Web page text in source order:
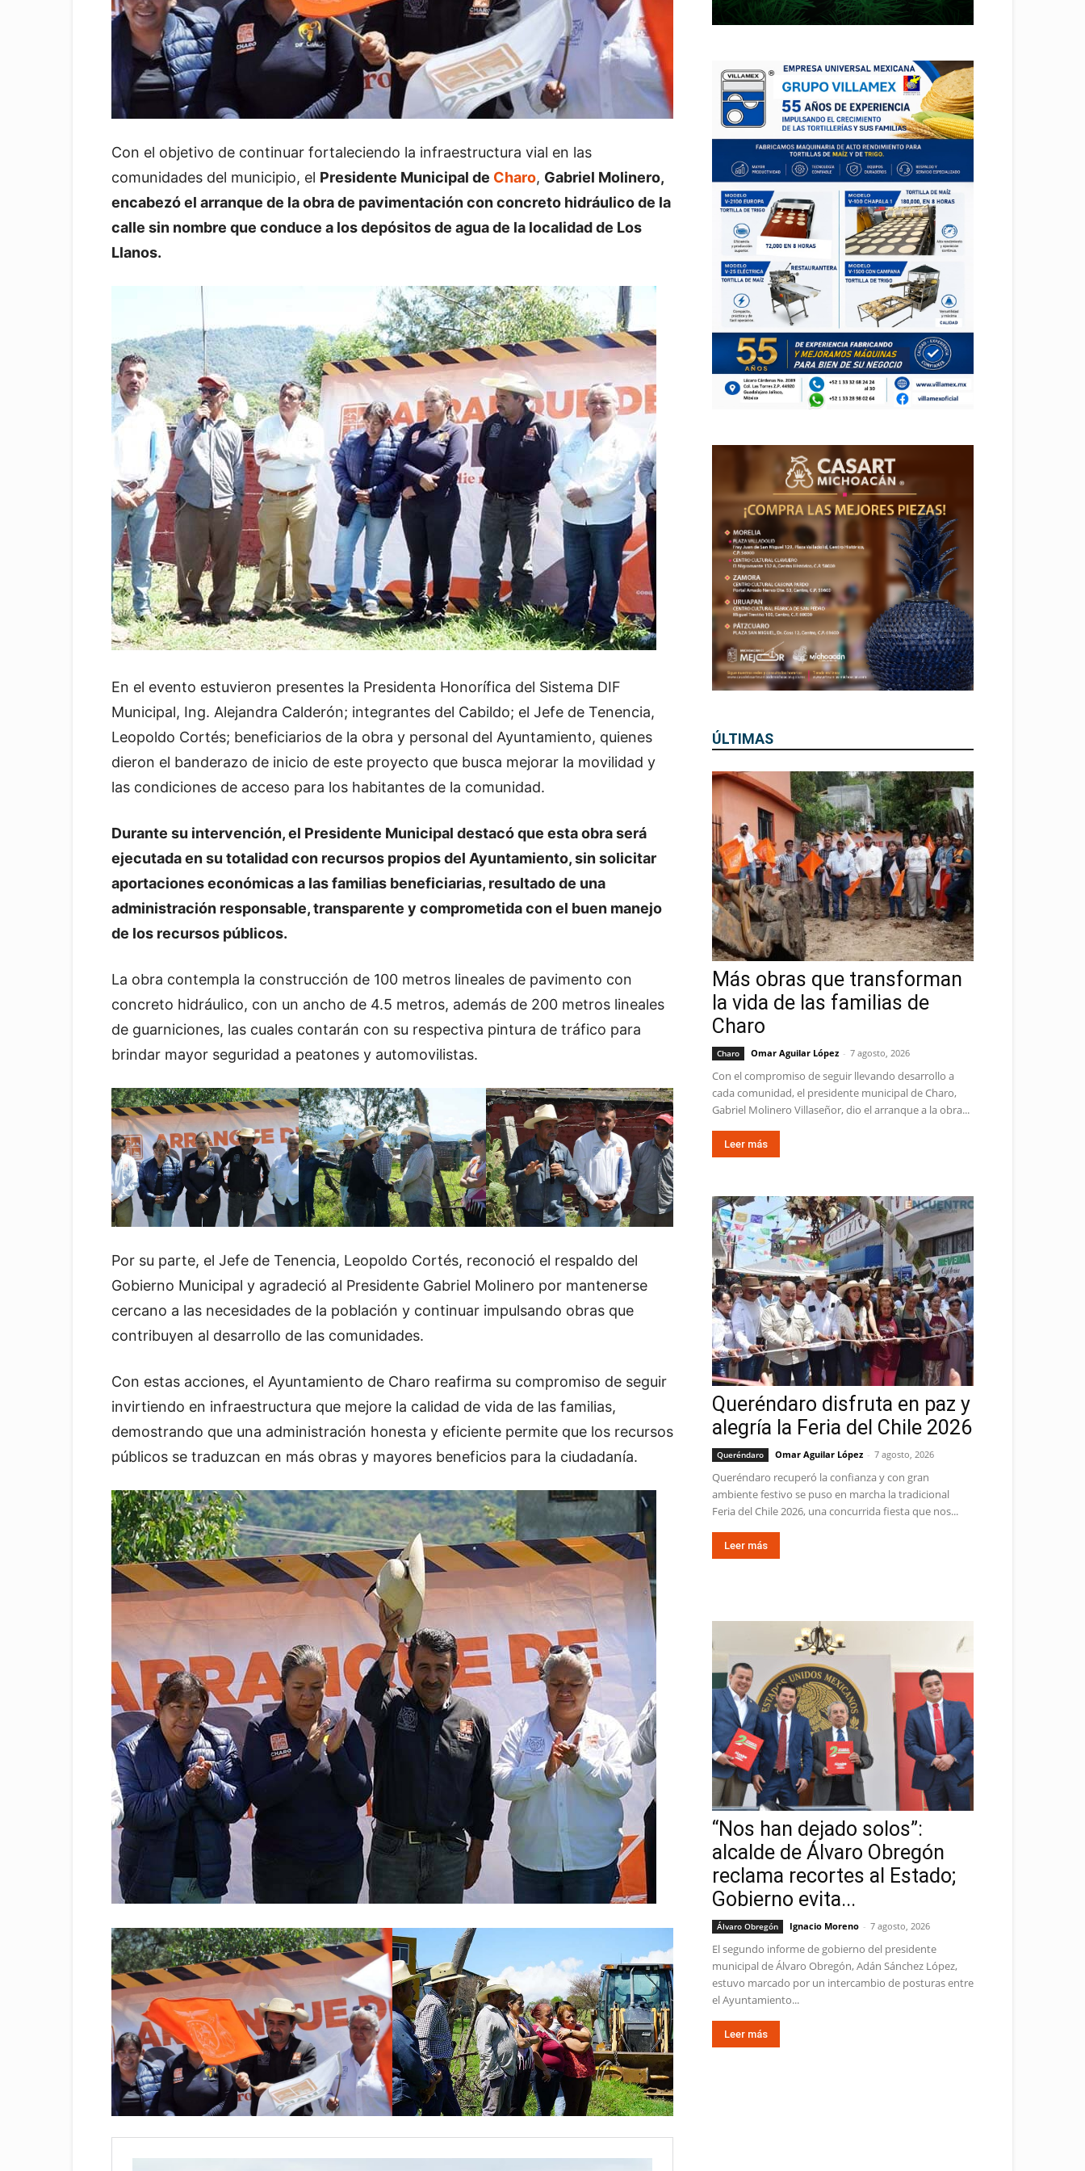
Con el objetivo de continuar fortaleciendo la infraestructura vial en las
comunidades del municipio, el Presidente Municipal de Charo, Gabriel Molinero,
encabezó el arranque de la obra de pavimentación con concreto hidráulico de la
calle sin nombre que conduce a los depósitos de agua de la localidad de Los
Llanos.
En el evento estuvieron presentes la Presidenta Honorífica del Sistema DIF
Municipal, Ing. Alejandra Calderón; integrantes del Cabildo; el Jefe de Tenencia,
Leopoldo Cortés; beneficiarios de la obra y personal del Ayuntamiento, quienes
dieron el banderazo de inicio de este proyecto que busca mejorar la movilidad y
las condiciones de acceso para los habitantes de la comunidad.
Durante su intervención, el Presidente Municipal destacó que esta obra será
ejecutada en su totalidad con recursos propios del Ayuntamiento, sin solicitar
aportaciones económicas a las familias beneficiarias, resultado de una
administración responsable, transparente y comprometida con el buen manejo
de los recursos públicos.
La obra contempla la construcción de 100 metros lineales de pavimento con
concreto hidráulico, con un ancho de 4.5 metros, además de 200 metros lineales
de guarniciones, las cuales contarán con su respectiva pintura de tráfico para
brindar mayor seguridad a peatones y automovilistas.
Por su parte, el Jefe de Tenencia, Leopoldo Cortés, reconoció el respaldo del
Gobierno Municipal y agradeció al Presidente Gabriel Molinero por mantenerse
cercano a las necesidades de la población y continuar impulsando obras que
contribuyen al desarrollo de las comunidades.
Con estas acciones, el Ayuntamiento de Charo reafirma su compromiso de seguir
invirtiendo en infraestructura que mejore la calidad de vida de las familias,
demostrando que una administración honesta y eficiente permite que los recursos
públicos se traduzcan en más obras y mayores beneficios para la ciudadanía.
ÚLTIMAS
Más obras que transforman
la vida de las familias de
Charo
Charo Omar Aguilar López - 7 agosto, 2026
Con el compromiso de seguir llevando desarrollo a
cada comunidad, el presidente municipal de Charo,
Gabriel Molinero Villaseñor, dio el arranque a la obra...
Leer más
Queréndaro disfruta en paz y
alegría la Feria del Chile 2026
Queréndaro Omar Aguilar López - 7 agosto, 2026
Queréndaro recuperó la confianza y con gran
ambiente festivo se puso en marcha la tradicional
Feria del Chile 2026, una concurrida fiesta que nos...
Leer más
“Nos han dejado solos”:
alcalde de Álvaro Obregón
reclama recortes al Estado;
Gobierno evita...
Álvaro Obregón Ignacio Moreno - 7 agosto, 2026
El segundo informe de gobierno del presidente
municipal de Álvaro Obregón, Adán Sánchez López,
estuvo marcado por un intercambio de posturas entre
el Ayuntamiento...
Leer más